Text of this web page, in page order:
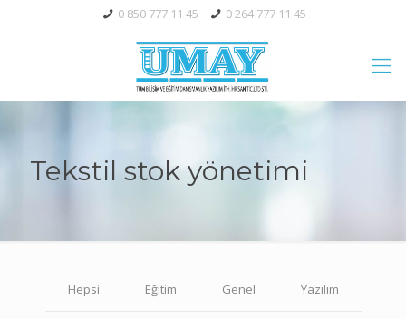
0 850 777 11 45 0 264 777 11 45
Tekstil stok yönetimi
Hepsi Eğitim Genel Yazılım